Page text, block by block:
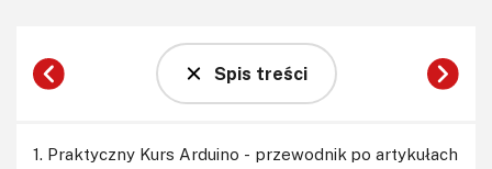
Spis treści
1. Praktyczny Kurs Arduino - przewodnik po artykułach